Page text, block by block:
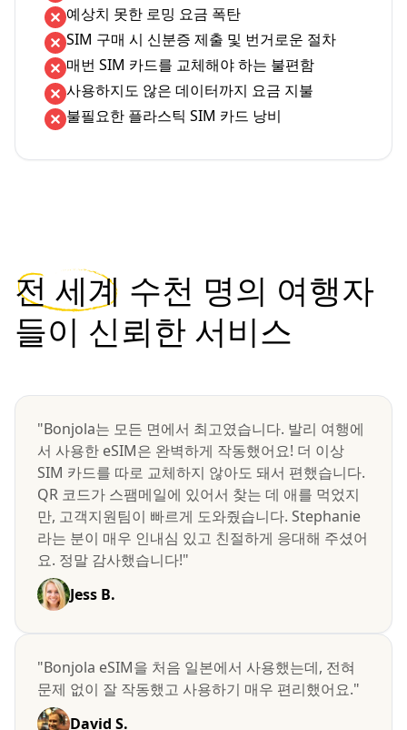
예상치 못한 로밍 요금 폭탄
SIM 구매 시 신분증 제출 및 번거로운 절차
매번 SIM 카드를 교체해야 하는 불편함
사용하지도 않은 데이터까지 요금 지불
불필요한 플라스틱 SIM 카드 낭비
전 세계 수천 명의 여행자
들이 신뢰한 서비스
"Bonjola는 모든 면에서 최고였습니다. 발리 여행에
서 사용한 eSIM은 완벽하게 작동했어요! 더 이상
SIM 카드를 따로 교체하지 않아도 돼서 편했습니다.
QR 코드가 스팸메일에 있어서 찾는 데 애를 먹었지
만, 고객지원팀이 빠르게 도와줬습니다. Stephanie
라는 분이 매우 인내심 있고 친절하게 응대해 주셨어
요. 정말 감사했습니다!"
Jess B.
"Bonjola eSIM을 처음 일본에서 사용했는데, 전혀
문제 없이 잘 작동했고 사용하기 매우 편리했어요."
David S.